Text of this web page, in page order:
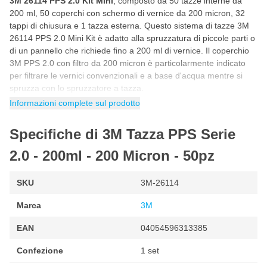
200 ml, 50 coperchi con schermo di vernice da 200 micron, 32
tappi di chiusura e 1 tazza esterna. Questo sistema di tazze 3M
26114 PPS 2.0 Mini Kit è adatto alla spruzzatura di piccole parti o
di un pannello che richiede fino a 200 ml di vernice. Il coperchio
3M PPS 2.0 con filtro da 200 micron è particolarmente indicato
per filtrare le vernici convenzionali e a base d'acqua mentre si
spruzza con lo spruzzatore a tazza.
A cosa serve il sistema a tazza 3M PPS 2.0 Mini?
un pannello dell'auto, una portiera, uno sportello e altre parti che
richiedono poca vernice. Il sistema di ugelli Mini di 3M PPS 2.0
può essere utilizzato per spruzzare la vernice in qualsiasi
32 tappi di chiusura
Informazioni complete sul prodotto
Specifiche di 3M Tazza PPS Serie
2.0 - 200ml - 200 Micron - 50pz
SKU 3M-26114
Marca 3M
EAN 04054596313385
Confezione 1 set